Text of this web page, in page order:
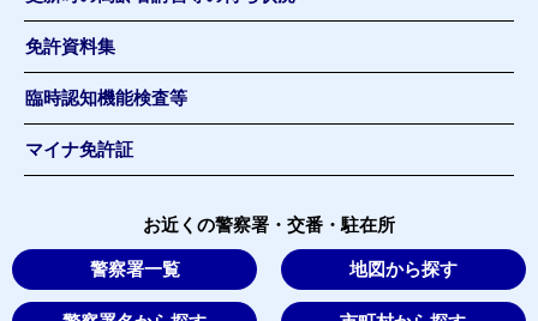
免許資料集
臨時認知機能検査等
マイナ免許証
お近くの警察署・交番・駐在所
警察署一覧 地図から探す